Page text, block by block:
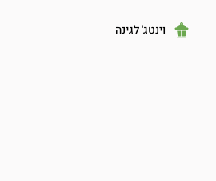
וינטג' לגינה